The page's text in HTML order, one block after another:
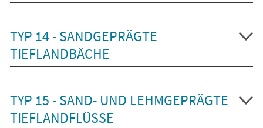
TYP 14 - SANDGEPRÄGTE
TIEFLANDBÄCHE
TYP 15 - SAND- UND LEHMGEPRÄGTE
TIEFLANDFLÜSSE